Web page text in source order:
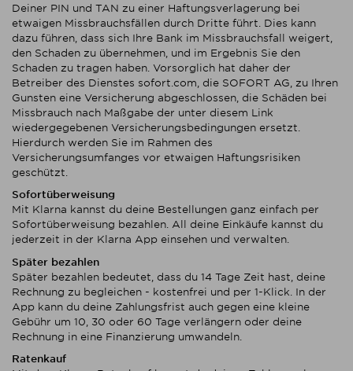
Deiner PIN und TAN zu einer Haftungsverlagerung bei
etwaigen Missbrauchsfällen durch Dritte führt. Dies kann
dazu führen, dass sich Ihre Bank im Missbrauchsfall weigert,
den Schaden zu übernehmen, und im Ergebnis Sie den
Schaden zu tragen haben. Vorsorglich hat daher der
Betreiber des Dienstes sofort.com, die SOFORT AG, zu Ihren
Gunsten eine Versicherung abgeschlossen, die Schäden bei
Missbrauch nach Maßgabe der unter diesem Link
wiedergegebenen Versicherungsbedingungen ersetzt.
Hierdurch werden Sie im Rahmen des
Versicherungsumfanges vor etwaigen Haftungsrisiken
geschützt.
Sofortüberweisung
Mit Klarna kannst du deine Bestellungen ganz einfach per
Sofortüberweisung bezahlen. All deine Einkäufe kannst du
jederzeit in der Klarna App einsehen und verwalten.
Später bezahlen
Später bezahlen bedeutet, dass du 14 Tage Zeit hast, deine
Rechnung zu begleichen - kostenfrei und per 1-Klick. In der
App kann du deine Zahlungsfrist auch gegen eine kleine
Gebühr um 10, 30 oder 60 Tage verlängern oder deine
Rechnung in eine Finanzierung umwandeln.
Ratenkauf